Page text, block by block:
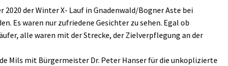
der Winter X- Lauf in Gnadenwald/Bogner Aste bei
Es waren nur zufriedene Gesichter zu sehen. Egal ob
alle waren mit der Strecke, der Zielverpflegung an der
Mils mit Bürgermeister Dr. Peter Hanser für die unkoplizierte